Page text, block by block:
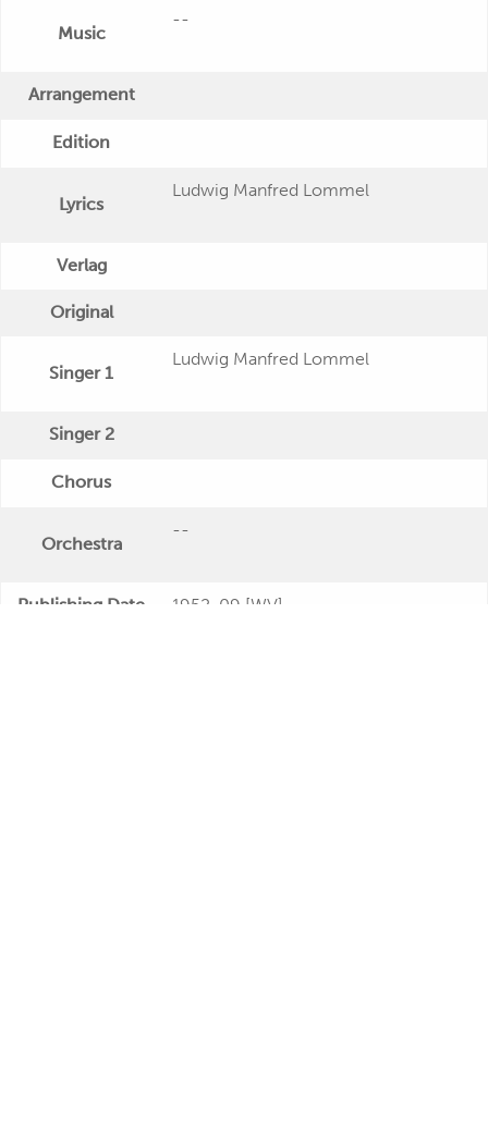
Music
--
Arrangement
Edition
Lyrics
Ludwig Manfred Lommel
Verlag
Original
Singer 1
Ludwig Manfred Lommel
Singer 2
Chorus
Orchestra
--
Publishing Date 1952-09 [WV]